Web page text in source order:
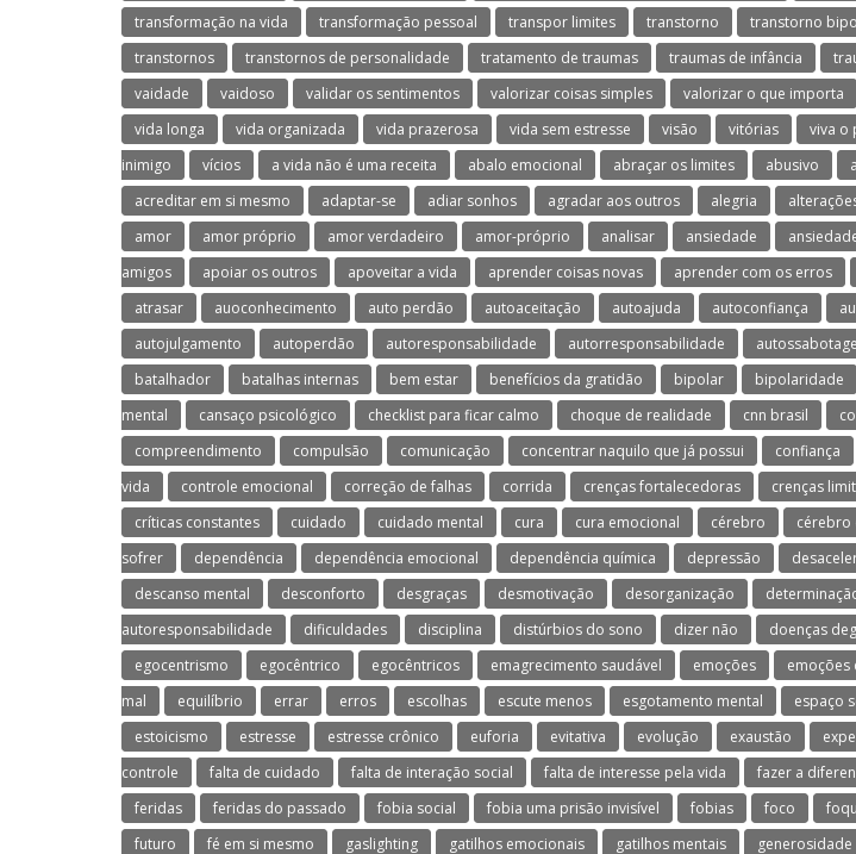
transformação na vida
transformação pessoal transpor limites transtorno transtorno
transtornos
transtornos de personalidade tratamento de traumas traumas de infância
vaidade
vaidoso validar os sentimentos valorizar coisas simples valorizar o que importa
vida longa
vida organizada vida prazerosa vida sem estresse visão vitórias viva o
inimigo
vícios a vida não é uma receita abalo emocional abraçar os limites abusivo
acreditar em si mesmo
adaptar-se adiar sonhos agradar aos outros alegria
amor
amor próprio amor verdadeiro amor-próprio analisar ansiedade
amigos
apoiar os outros apoveitar a vida aprender coisas novas aprender com os erros
atrasar
auoconhecimento auto perdão autoaceitação autoajuda autoconfiança
autojulgamento
autoperdão autoresponsabilidade autorresponsabilidade
batalhador
batalhas internas bem estar benefícios da gratidão bipolar bipolaridade
mental
cansaço psicológico checklist para ficar calmo choque de realidade cnn brasil
compreendimento
compulsão comunicação concentrar naquilo que já possui confiança
vida
controle emocional correção de falhas corrida crenças fortalecedoras crenças
críticas constantes
cuidado cuidado mental cura cura emocional cérebro cérebro
sofrer
dependência dependência emocional dependência química depressão
descanso mental
desconforto desgraças desmotivação desorganização
autoresponsabilidade
dificuldades disciplina distúrbios do sono dizer não doenças
egocentrismo
egocêntrico egocêntricos emagrecimento saudável emoções emoções
mal
equilíbrio errar erros escolhas escute menos esgotamento mental espaço
estoicismo
estresse estresse crônico euforia evitativa evolução exaustão
controle
falta de cuidado falta de interação social falta de interesse pela vida fazer a
feridas
feridas do passado fobia social fobia uma prisão invisível fobias foco
futuro
fé em si mesmo gaslighting gatilhos emocionais gatilhos mentais generosidade